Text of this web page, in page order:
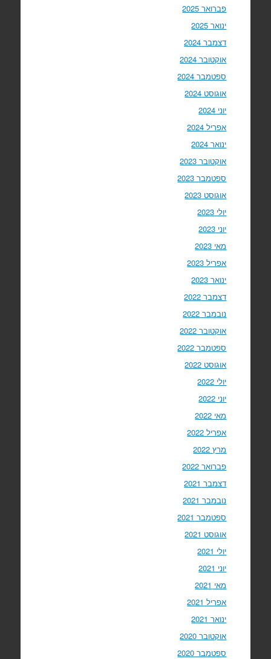
פברואר 2025
ינואר 2025
דצמבר 2024
אוקטובר 2024
ספטמבר 2024
אוגוסט 2024
יוני 2024
אפריל 2024
ינואר 2024
אוקטובר 2023
ספטמבר 2023
אוגוסט 2023
יולי 2023
יוני 2023
מאי 2023
אפריל 2023
ינואר 2023
דצמבר 2022
נובמבר 2022
אוקטובר 2022
ספטמבר 2022
אוגוסט 2022
יולי 2022
יוני 2022
מאי 2022
אפריל 2022
מרץ 2022
פברואר 2022
דצמבר 2021
נובמבר 2021
ספטמבר 2021
אוגוסט 2021
יולי 2021
יוני 2021
מאי 2021
אפריל 2021
ינואר 2021
אוקטובר 2020
ספטמבר 2020